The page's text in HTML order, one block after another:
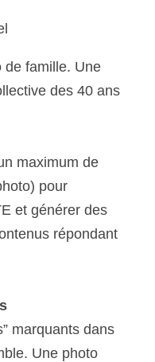
de famille. Une
des 40 ans
maximum de
pour
et générer des
répondant
marquants dans
Une photo